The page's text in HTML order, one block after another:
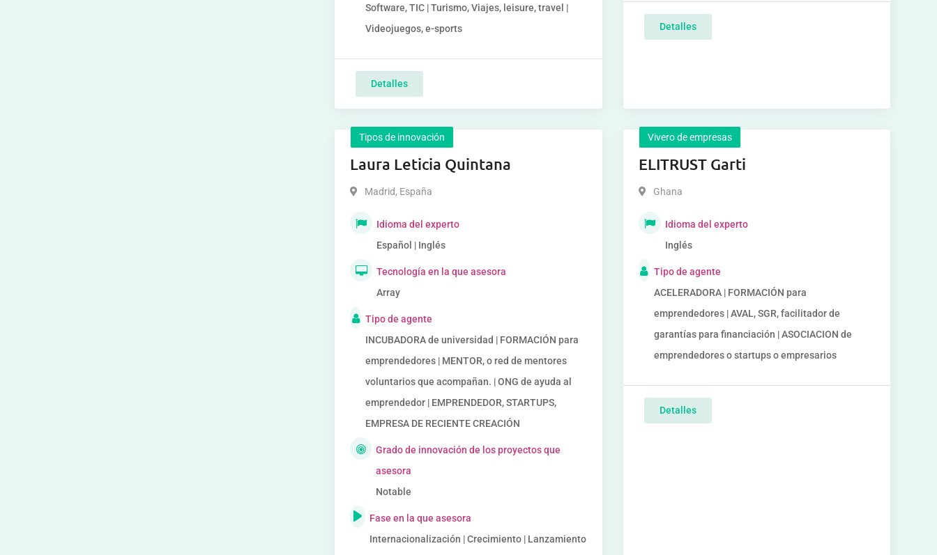
Software, TIC | Turismo, Viajes, leisure, travel |
Videojuegos, e-sports
Detalles
Detalles
Tipos de innovación
Laura Leticia Quintana
Madrid, España
Idioma del experto
Español | Inglés
Tecnología en la que asesora
Array
Tipo de agente
INCUBADORA de universidad | FORMACIÓN para
emprendedores | MENTOR, o red de mentores
voluntarios que acompañan. | ONG de ayuda al
emprendedor | EMPRENDEDOR, STARTUPS,
EMPRESA DE RECIENTE CREACIÓN
Grado de innovación de los proyectos que
asesora
Notable
Fase en la que asesora
Internacionalización | Crecimiento | Lanzamiento
Vivero de empresas
ELITRUST Garti
Ghana
Idioma del experto
Inglés
Tipo de agente
ACELERADORA | FORMACIÓN para
emprendedores | AVAL, SGR, facilitador de
garantías para financiación | ASOCIACION de
emprendedores o startups o empresarios
Detalles